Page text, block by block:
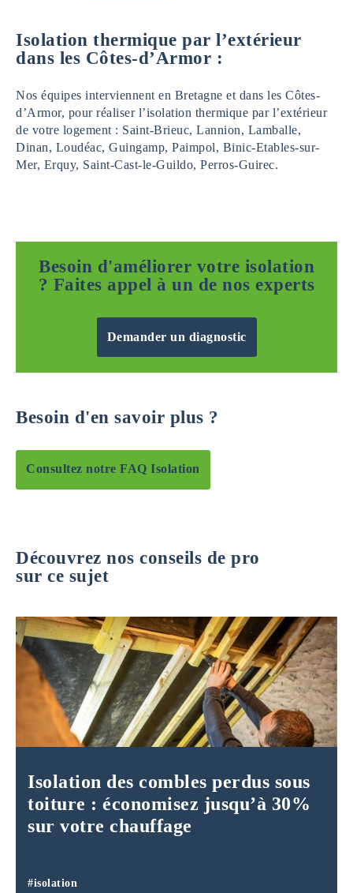
Isolation thermique par l’extérieur
dans les Côtes-d’Armor :
Nos équipes interviennent en Bretagne et dans les Côtes-
d’Armor, pour réaliser l’isolation thermique par l’extérieur
de votre logement : Saint-Brieuc, Lannion, Lamballe,
Dinan, Loudéac, Guingamp, Paimpol, Binic-Etables-sur-
Mer, Erquy, Saint-Cast-le-Guildo, Perros-Guirec.
Besoin d'améliorer votre isolation
? Faites appel à un de nos experts
Demander un diagnostic
Besoin d'en savoir plus ?
Consultez notre FAQ Isolation
Découvrez nos conseils de pro
sur ce sujet
Isolation des combles perdus sous
toiture : économisez jusqu’à 30%
sur votre chauffage
#isolation